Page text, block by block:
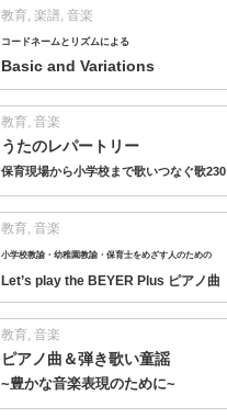
教育, 楽譜, 音楽
コードネームとリズムによる
Basic and Variations
教育, 音楽
うたのレパートリー
保育現場から小学校まで歌いつなぐ歌230
教育, 音楽
小学校教諭・幼稚園教諭・保育士をめざす人のための
Let’s play the BEYER Plus ピアノ曲
教育, 音楽
ピアノ曲＆弾き歌い童謡
~豊かな音楽表現のために~